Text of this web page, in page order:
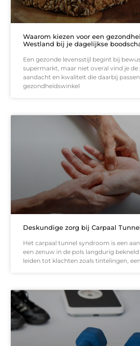
Waarom kiezen voor een
Westland bij je dagelijkse
Een gezonde levensstijl begint bij
supermarkt, maar niet overal vind je de
aandacht en kwaliteit die daarbij
gezondheidswinkel
Deskundige zorg bij Carpaal
Het carpaal tunnel syndroom is een
een zenuw in de pols langdurig
leiden tot klachten zoals tintelingen,